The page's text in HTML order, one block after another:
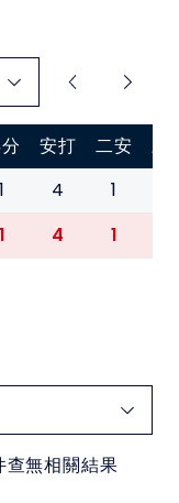
安打 二安 三
1 4 1
1 4 1
查無相關結果